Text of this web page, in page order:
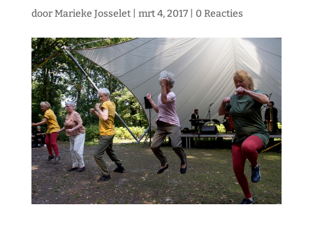
doorMarieke Josselet| mrt 4, 2017| 0 Reacties